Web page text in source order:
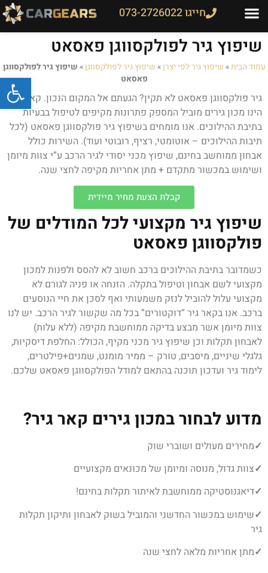
חייגו 073-2726022
שיפוץ גיר לפולקסווגן פאסאט
עמוד הבית» שיפוץ גיר לפי יצרן» שיפוץ גיר לפולקסווגן» שיפוץ גיר לפולקסווגן
פאסאט
גיר פולקסווגן פאסאט לא תקין? הגעתם אל המקום הנכון. קאר גיר
הינו מכון גירים מוביל המספק פתרונות מקיפים לטיפול בבעיות
בתיבת ההילוכים. אנו מומחים בשיפוץ גיר פולקסווגן פאסאט (לכל
תיבות ההילוכים – אוטומטי, רציף, רובוטי ועוד). השירות כולל
אבחון ממוחשב בחינם, שיפוץ מכני יסודי לגיר הרכב ע”י צוות מיומן
ושימוש במכשור מתקדם + מתן אחריות מקיפה לחצי שנה.
קבלת הצעת מחיר מיידית
שיפוץ גיר מקצועי לכל המודלים של
פולקסווגן פאסאט
כשמדובר בתיבת ההילוכים ברכב חשוב לא להסס ולפנות למכון
מקצועי לשם אבחון וטיפול בתקלה. הזנחה או פניה לגורם לא
מקצועי עלול להוביל לנזק משמעותי ואף לסכן את חיי הנוסעים
ברכב. אנו בקאר גיר “דוקטורים” בכל מה שקשור לגיר הרכב. יש לנו
צוות מיומן אשר מבצע בדיקה ממוחשבת מקיפה (ללא עלות)
לאבחון תקלות וכן שיפוץ גיר מכני מקיף, הכולל: החלפת דיסקיות,
גלגלי שיניים, מיסבים, טורק – ממיר מומנט, שמנים+פילטרים,
לימוד גיר ועדכון תוכנה בהתאם למודל הפולקסווגן פאסאט שלכם.
מדוע לבחור במכון גירים קאר גיר?
✓מחירים מעולים ושוברי שוק
✓צוות גדול, מנוסה ומיומן של מכונאים מקצועיים
✓דיאגנוסטיקה ממוחשבת לאיתור תקלות בחינם!
✓שימוש במכשור החדשני והמוביל בשוק לאבחון ותיקון תקלות
גיר
✓מתן אחריות מלאה לחצי שנה